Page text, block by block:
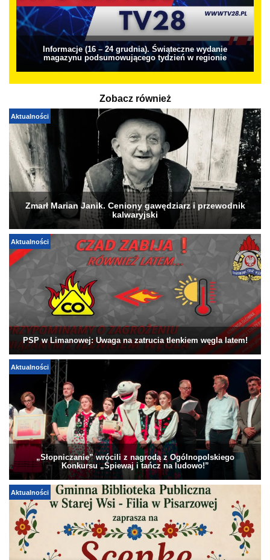
Informacje (16 – 24 grudnia). Świąteczne wydanie
magazynu podsumowującego tydzień w regionie
Zobacz również
Aktualności
Zmarł Marian Janik. Ceniony gawędziarz i przewodnik
kalwaryjski
Aktualności
PSP w Limanowej: Uwaga na zatrucia tlenkiem węgla latem!
Aktualności
„Słopniczanie” wrócili z nagrodą z Ogólnopolskiego
Konkursu „Śpiewaj i tańcz na ludowo!”
Aktualności